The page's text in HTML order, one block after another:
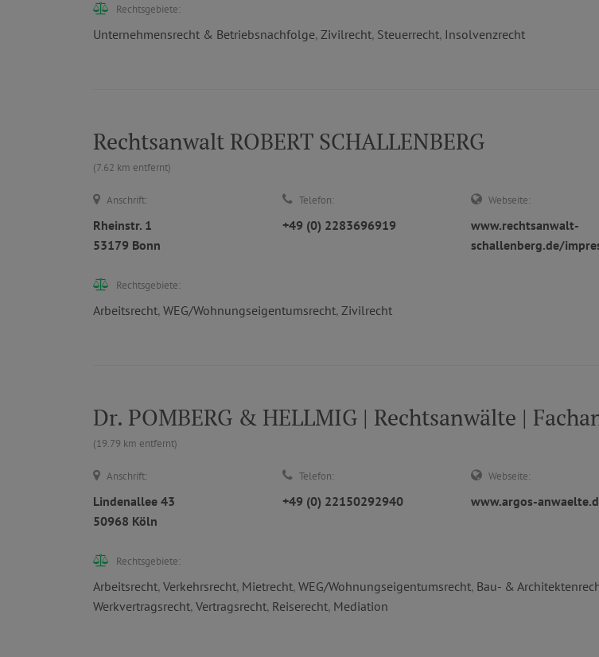
Rechtsgebiete:
Unternehmensrecht & Betriebsnachfolge, Zivilrecht, Steuerrecht, Insolvenzrecht
Rechtsanwalt ROBERT SCHALLENBERG
(7.62 km entfernt)
Anschrift:
Rheinstr. 1
53179 Bonn
Telefon:
+49 (0) 2283696919
Webseite:
www.rechtsanwalt-
schallenberg.de/
Rechtsgebiete:
Arbeitsrecht, WEG/Wohnungseigentumsrecht, Zivilrecht
Dr. POMBERG & HELLMIG | Rechtsanwälte |
(19.79 km entfernt)
Anschrift:
Lindenallee 43
50968 Köln
Telefon:
+49 (0) 22150292940
Webseite:
www.argos-
Rechtsgebiete:
Arbeitsrecht, Verkehrsrecht, Mietrecht, WEG/Wohnungseigentumsrecht, Bau- &
Werkvertragsrecht, Vertragsrecht, Reiserecht, Mediation